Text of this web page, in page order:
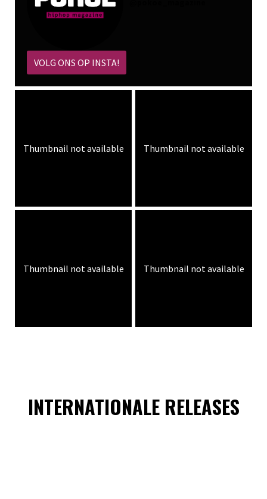
VOLG ONS OP INSTA!
Thumbnail not available Thumbnail not available
Thumbnail not available Thumbnail not available
INTERNATIONALE RELEASES